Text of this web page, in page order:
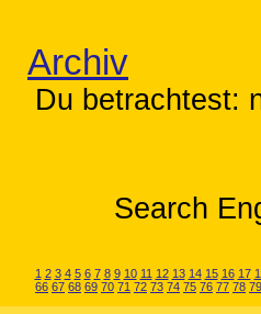
Archiv
Du betrachtest:
Search
1 2 3 4 5 6 7 8 9 10 11 12 13 14 15 16 17
66 67 68 69 70 71 72 73 74 75 76 77 78 79